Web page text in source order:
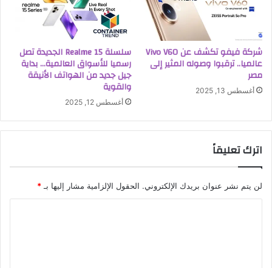
شركة فيفو تكشف عن Vivo V60
عالميا.. ترقبوا وصوله المثير إلى
مصر
أغسطس 13, 2025
سلسلة Realme 15 الجديدة تصل
رسميا للأسواق العالمية… بداية
جيل جديد من الهواتف الأنيقة
والقوية
أغسطس 12, 2025
اترك تعليقاً
لن يتم نشر عنوان بريدك الإلكتروني. الحقول الإلزامية مشار إليها بـ*